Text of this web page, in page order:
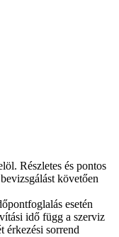
Részletes és pontos
követően
esetén
idő függ a szerviz
érkezési sorrend